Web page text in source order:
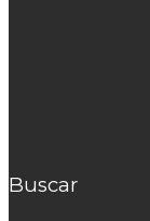
Buscar